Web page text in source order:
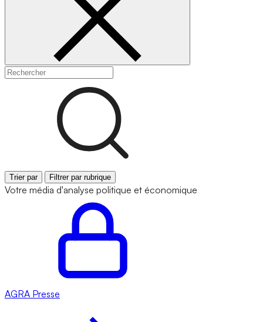
Trier par Filtrer par rubrique
Votre média d'analyse politique et économique
AGRA Presse